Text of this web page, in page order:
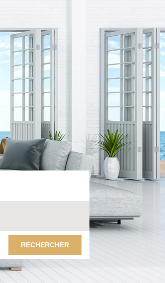
RECHERCHER